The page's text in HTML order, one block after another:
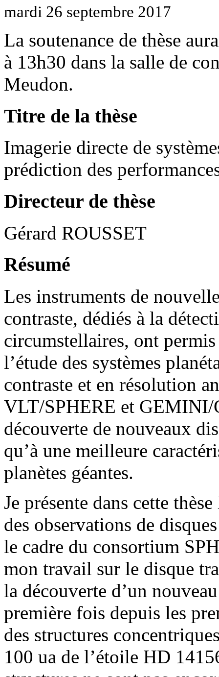
mardi 26 septembre 2017
La soutenance de thèse
à 13h30 dans la salle de
Meudon.
Titre de la thèse
Imagerie directe de
prédiction des
Directeur de thèse
Gérard ROUSSET
Résumé
Les instruments de
contraste, dédiés à la
circumstellaires, ont
l’étude des systèmes
contraste et en résolution
VLT/SPHERE et GEMINI/
découverte de nouveaux
qu’à une meilleure
planètes géantes.
Je présente dans cette
des observations de
le cadre du consortium
mon travail sur le disque
la découverte d’un
première fois depuis les
des structures
100 ua de l’étoile HD